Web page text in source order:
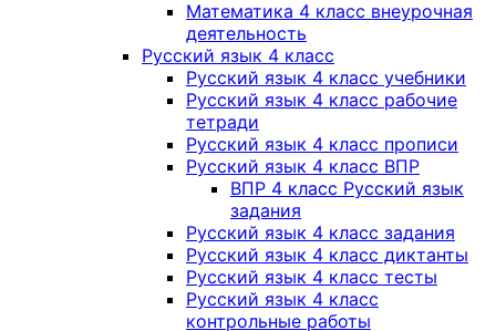
Математика 4 класс внеурочная
деятельность
Русский язык 4 класс
Русский язык 4 класс учебники
Русский язык 4 класс рабочие
тетради
Русский язык 4 класс прописи
Русский язык 4 класс ВПР
ВПР 4 класс Русский язык
задания
Русский язык 4 класс задания
Русский язык 4 класс диктанты
Русский язык 4 класс тесты
Русский язык 4 класс
контрольные работы